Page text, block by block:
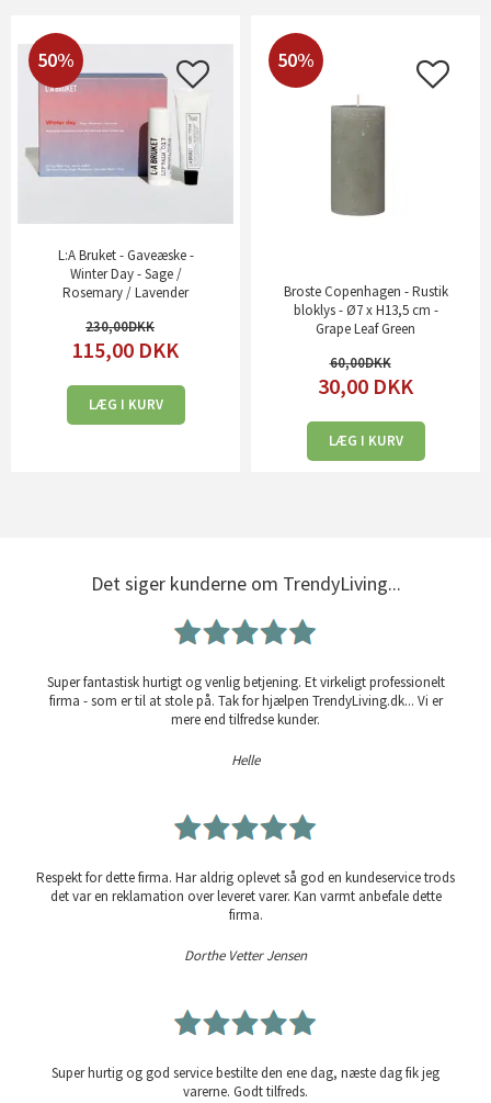
50%
L:A Bruket - Gaveæske -
Winter Day - Sage /
Rosemary / Lavender
230,00
115,00 DKK
LÆG I KURV
50%
Broste Copenhagen - Rustik
bloklys - Ø7 x H13,5 cm -
Grape Leaf Green
60,00
30,00 DKK
LÆG I KURV
Det siger kunderne om TrendyLiving...
Super fantastisk hurtigt og venlig betjening. Et virkeligt professionelt
firma - som er til at stole på. Tak for hjælpen TrendyLiving.dk... Vi er
mere end tilfredse kunder.
Helle
Respekt for dette firma. Har aldrig oplevet så god en kundeservice trods
det var en reklamation over leveret varer. Kan varmt anbefale dette
firma.
Dorthe Vetter Jensen
Super hurtig og god service bestilte den ene dag, næste dag fik jeg
varerne. Godt tilfreds.